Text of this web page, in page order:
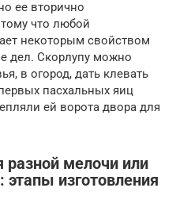
ее вторично
что любой
некоторым свойством
дел. Скорлупу можно
в огород, дать клевать
пасхальных яиц
ей ворота двора для
разной мелочи или
изготовления